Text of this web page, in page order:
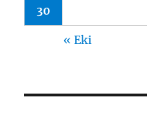
30
« Eki